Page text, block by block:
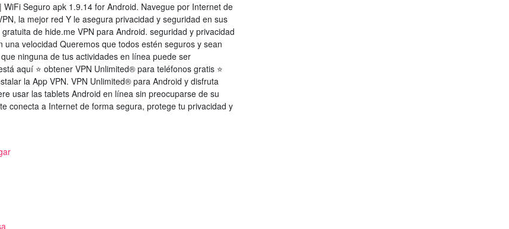
Seguro apk 1.9.14 for Android. Navegue por Internet de
la mejor red Y le asegura privacidad y seguridad en sus
de hide.me VPN para Android. seguridad y privacidad
velocidad Queremos que todos estén seguros y sean
ninguna de tus actividades en línea puede ser
aquí ⭐ obtener VPN Unlimited® para teléfonos gratis ⭐
la App VPN. VPN Unlimited® para Android y disfruta
usar las tablets Android en línea sin preocuparse de su
conecta a Internet de forma segura, protege tu privacidad y